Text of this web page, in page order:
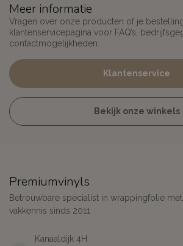
Meer informatie
Vragen over onze producten of je
klantenservicepagina voor FAQ’s,
contactmogelijkheden.
Klantenservice
Bekijk onze winkels
Premiumvinyls
Betrouwbare specialist in wrappingfolie
vakkennis sinds 2011
Kanaaldijk 4H